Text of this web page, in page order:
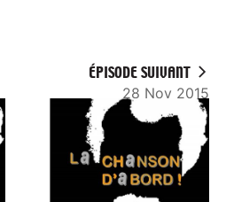
ÉPISODE SUIVANT
28 Nov 2015